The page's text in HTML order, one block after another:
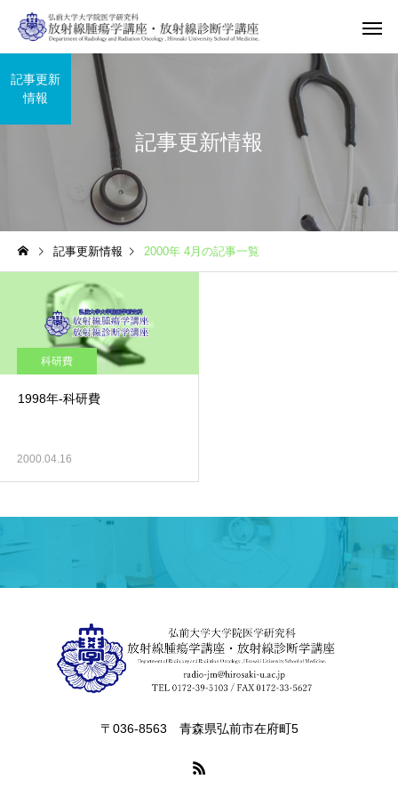
記事更新情報
記事更新
情報
記事更新情報 2000年 4月の記事一覧
科研費
1998年-科研費
2000.04.16
〒036-8563 青森県弘前市在府町5